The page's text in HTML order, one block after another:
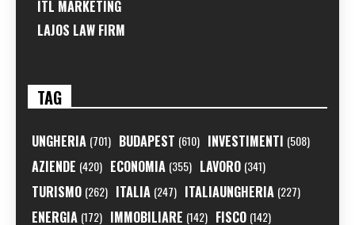
ITL MARKETING
LAJOS LAW FIRM
TAG
UNGHERIA (701) BUDAPEST (610) INVESTIMENTI (508)
AZIENDE (420) ECONOMIA (355) LAVORO (341)
TURISMO (262) ITALIA (247) ITALIAUNGHERIA (227)
ENERGIA (172) IMMOBILIARE (142) FISCO (142)